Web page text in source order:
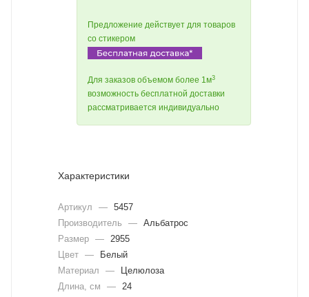
Предложение действует для товаров
со стикером
Для заказов объемом более 1м3
возможность бесплатной доставки
рассматривается индивидуально
Характеристики
Артикул — 5457
Производитель
— Альбатрос
Размер —
2955
Цвет —
Белый
Материал
—
Целюлоза
Длина, cм
—
24